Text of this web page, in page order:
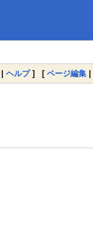
| ヘルプ] [ ページ編集 |